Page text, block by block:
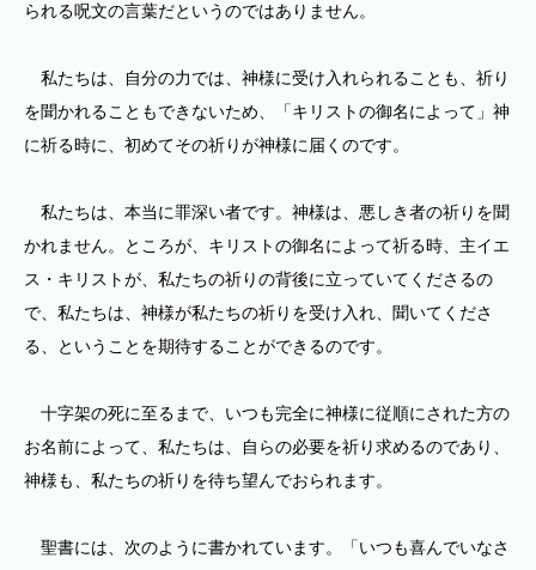
られる呪文の言葉だというのではありません。
私たちは、自分の力では、神様に受け入れられることも、祈り
を聞かれることもできないため、「キリストの御名によって」神
に祈る時に、初めてその祈りが神様に届くのです。
私たちは、本当に罪深い者です。神様は、悪しき者の祈りを聞
かれません。ところが、キリストの御名によって祈る時、主イエ
ス・キリストが、私たちの祈りの背後に立っていてくださるの
で、私たちは、神様が私たちの祈りを受け入れ、聞いてくださ
る、ということを期待することができるのです。
十字架の死に至るまで、いつも完全に神様に従順にされた方の
お名前によって、私たちは、自らの必要を祈り求めるのであり、
神様も、私たちの祈りを待ち望んでおられます。
聖書には、次のように書かれています。「いつも喜んでいなさ